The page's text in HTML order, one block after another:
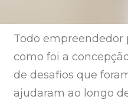
Todo empreendedor
como foi a
de desafios que
ajudaram ao longo